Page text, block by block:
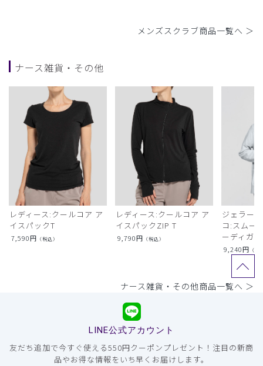
メンズスクラブ商品一覧へ ＞
ナース雑貨・その他
レディース:クールコア ア
イスパックT
7,590円 （税込）
レディース:クールコア ア
イスパックZIP T
9,790円 （税込）
ジェラー
コ:スムー
ーディガン
9,240円 （税
ナース雑貨・その他商品一覧へ ＞
LINE公式アカウント
友だち追加で今すぐ使える550円クーポンプレゼント！注目の新商
品やお得な情報をいち早くお届けします。